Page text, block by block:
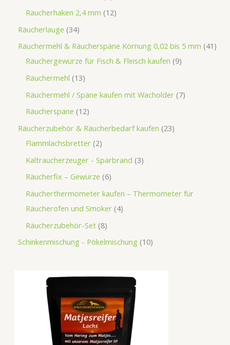
Räucherhaken 2,4 mm 12
Räucherlauge 34
Räuchermehl & Räucherspäne Körnung 0,02 bis 5 mm 41
Räuchergewürze für Fisch & Fleisch kaufen 9
Räuchermehl 13
Räuchermehl / Späne kaufen mit Wacholder 7
Räucherspäne 12
Räucherzubehör & Räucherbedarf kaufen 23
Flammlachsbretter 2
Kaltraucherzeuger - Sparbrand 3
Räucherfix – Gewürze 6
Räucherthermometer kaufen – Thermometer für
Räucherofen und Smoker 4
Räucherzubehör-Set 8
Schinkenmischung - Pökelmischung 10